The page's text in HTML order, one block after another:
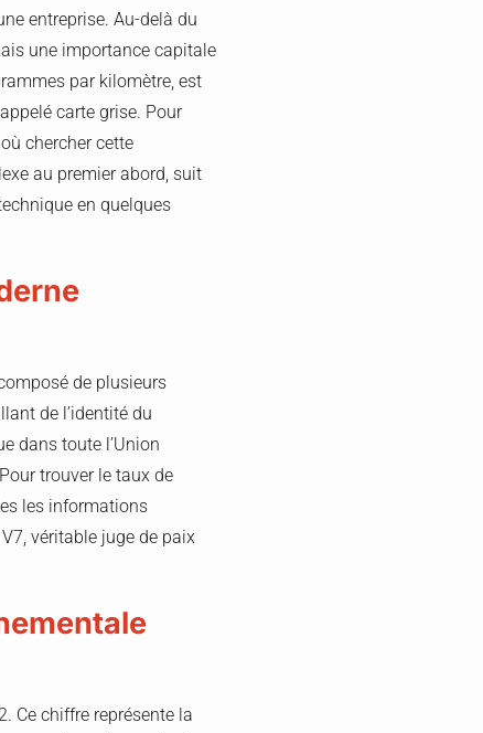
entreprise. Au-delà du
une importance capitale
par kilomètre, est
carte grise. Pour
chercher cette
au premier abord, suit
en quelques
de plusieurs
de l’identité du
dans toute l’Union
trouver le taux de
les informations
véritable juge de paix
Ce chiffre représente la